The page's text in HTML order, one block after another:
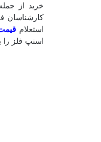
خرید از
استعلام
اسنپ فلز را